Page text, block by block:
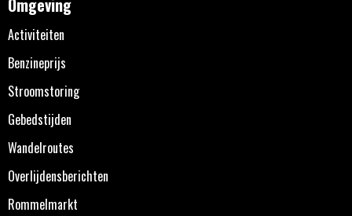
Activiteiten
Benzineprijs
Stroomstoring
Gebedstijden
Wandelroutes
Overlijdensberichten
Rommelmarkt